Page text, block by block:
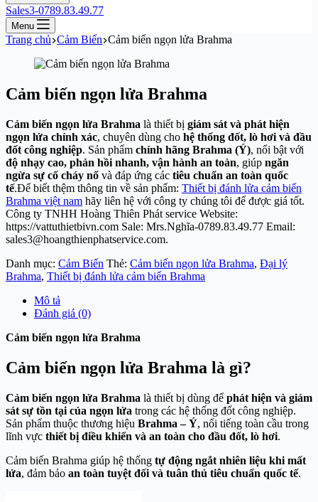
Sales3-0789.83.49.77
Menu
Trang chủ Cảm Biến Cảm biến ngọn lửa Brahma
Cảm biến ngọn lửa Brahma
Cảm biến ngọn lửa Brahma là thiết bị giám sát và phát hiện
ngọn lửa chính xác, chuyên dùng cho hệ thống đốt, lò hơi và đầu
đốt công nghiệp. Sản phẩm chính hãng Brahma (Ý), nổi bật với
độ nhạy cao, phản hồi nhanh, vận hành an toàn, giúp ngăn
ngừa sự cố cháy nổ và đáp ứng các tiêu chuẩn an toàn quốc
tế.Để biết thệm thông tin về sản phẩm: Thiết bị đánh lửa cảm biến
Brahma việt nam hãy liên hệ với công ty chúng tôi để được giá tốt.
Công ty TNHH Hoàng Thiên Phát service Website:
https://vattuthietbivn.com Sale: Mrs.Nghĩa-0789.83.49.77 Email:
sales3@hoangthienphatservice.com.
Danh mục: Cảm Biến Thẻ: Cảm biến ngọn lửa Brahma, Đại lý
Brahma, Thiết bị đánh lửa cảm biến Brahma
Mô tả
Đánh giá (0)
Cảm biến ngọn lửa Brahma
Cảm biến ngọn lửa Brahma là gì?
Cảm biến ngọn lửa Brahma là thiết bị dùng để phát hiện và giám
sát sự tồn tại của ngọn lửa trong các hệ thống đốt công nghiệp.
Sản phẩm thuộc thương hiệu Brahma – Ý, nổi tiếng toàn cầu trong
lĩnh vực thiết bị điều khiển và an toàn cho đầu đốt, lò hơi.
Cảm biến Brahma giúp hệ thống tự động ngắt nhiên liệu khi mất
lửa, đảm bảo an toàn tuyệt đối và tuân thủ tiêu chuẩn quốc tế.